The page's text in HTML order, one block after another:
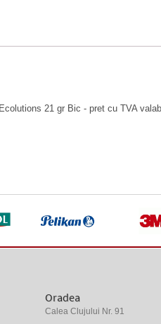
21 gr Bic - pret cu TVA
Oradea
Calea Clujului Nr. 91